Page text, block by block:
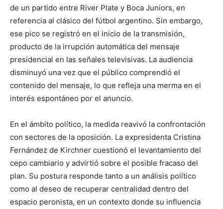
de un partido entre River Plate y Boca Juniors, en
referencia al clásico del fútbol argentino. Sin embargo,
ese pico se registró en el inicio de la transmisión,
producto de la irrupción automática del mensaje
presidencial en las señales televisivas. La audiencia
disminuyó una vez que el público comprendió el
contenido del mensaje, lo que refleja una merma en el
interés espontáneo por el anuncio.
En el ámbito político, la medida reavivó la confrontación
con sectores de la oposición. La expresidenta Cristina
Fernández de Kirchner cuestionó el levantamiento del
cepo cambiario y advirtió sobre el posible fracaso del
plan. Su postura responde tanto a un análisis político
como al deseo de recuperar centralidad dentro del
espacio peronista, en un contexto donde su influencia